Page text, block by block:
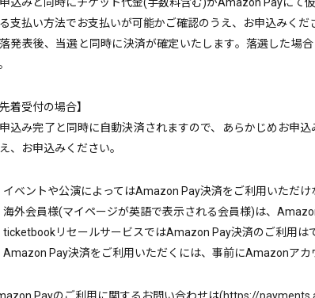
支払い方法でお支払いが可能かご確認のうえ、お申込みくだ
発表後、当選と同時に決済が確定いたします。落選した場
先着受付の場合】
込み完了と同時に自動決済されますので、あらかじめお申
、お申込みください。
イベントや公演によってはAmazon Pay決済をご利用いただけ
海外会員様(マイページが英語で表示される会員様)は、
ticketbookリセールサービスではAmazon Pay決済のご利用は
Amazon Pay決済をご利用いただくには、事前にAmazonアカ